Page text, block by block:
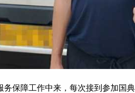
务保障工作中来，每次接到参加国